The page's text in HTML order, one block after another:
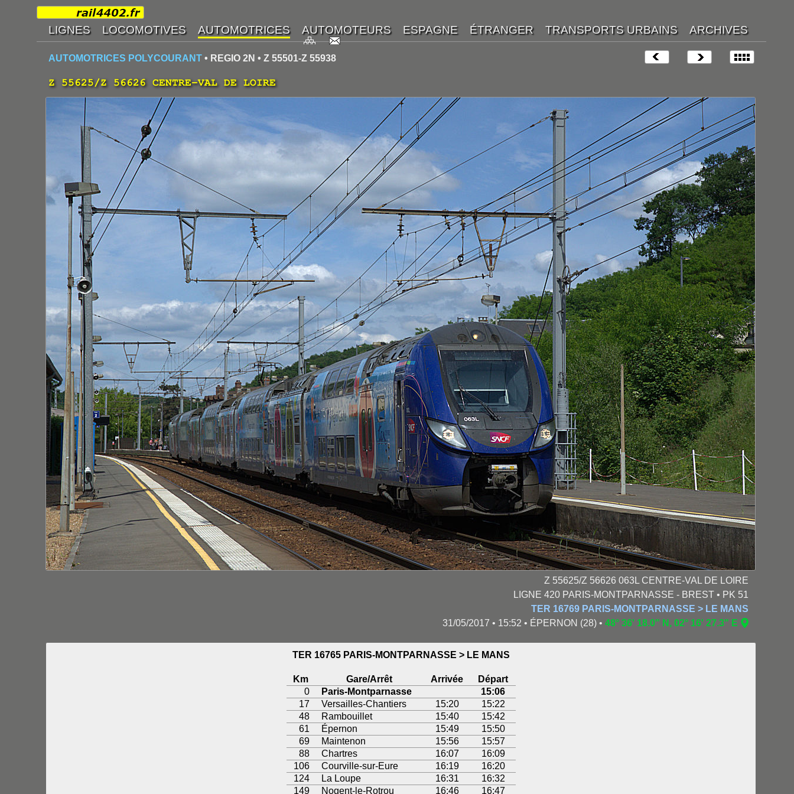
AUTOMOTRICES POLYCOURANT • REGIO 2N • Z 55501-Z 55938
Z 55625/Z 56626 CENTRE-VAL DE LOIRE
Z 55625/Z 56626 063L CENTRE-VAL DE LOIRE
LIGNE 420 PARIS-MONTPARNASSE - BREST • PK 51
TER 16769 PARIS-MONTPARNASSE > LE MANS
31/05/2017 • 15:52 • ÉPERNON (28) • 48° 36' 18.0" N, 02° 16' 27.3" E
TER 16765 PARIS-MONTPARNASSE > LE MANS
Km Gare/Arrêt Arrivée
Départ
0
Paris-Montparnasse
15:06
17
Versailles-Chantiers 15:20
15:22
48
Rambouillet 15:40
15:42
61
Épernon 15:49
15:50
69
Maintenon 15:56
15:57
88
Chartres 16:07
16:09
106
Courville-sur-Eure 16:19
16:20
124
La Loupe 16:31
16:32
149
Nogent-le-Rotrou 16:46 16:47